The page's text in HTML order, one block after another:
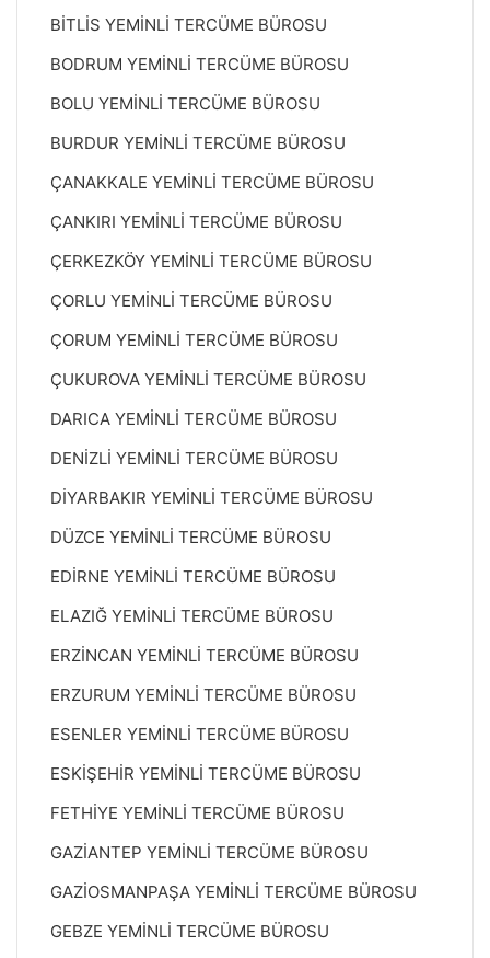
BİTLİS YEMİNLİ TERCÜME BÜROSU
BODRUM YEMİNLİ TERCÜME BÜROSU
BOLU YEMİNLİ TERCÜME BÜROSU
BURDUR YEMİNLİ TERCÜME BÜROSU
ÇANAKKALE YEMİNLİ TERCÜME BÜROSU
ÇANKIRI YEMİNLİ TERCÜME BÜROSU
ÇERKEZKÖY YEMİNLİ TERCÜME BÜROSU
ÇORLU YEMİNLİ TERCÜME BÜROSU
ÇORUM YEMİNLİ TERCÜME BÜROSU
ÇUKUROVA YEMİNLİ TERCÜME BÜROSU
DARICA YEMİNLİ TERCÜME BÜROSU
DENİZLİ YEMİNLİ TERCÜME BÜROSU
DİYARBAKIR YEMİNLİ TERCÜME BÜROSU
DÜZCE YEMİNLİ TERCÜME BÜROSU
EDİRNE YEMİNLİ TERCÜME BÜROSU
ELAZIĞ YEMİNLİ TERCÜME BÜROSU
ERZİNCAN YEMİNLİ TERCÜME BÜROSU
ERZURUM YEMİNLİ TERCÜME BÜROSU
ESENLER YEMİNLİ TERCÜME BÜROSU
ESKİŞEHİR YEMİNLİ TERCÜME BÜROSU
FETHİYE YEMİNLİ TERCÜME BÜROSU
GAZİANTEP YEMİNLİ TERCÜME BÜROSU
GAZİOSMANPAŞA YEMİNLİ TERCÜME BÜROSU
GEBZE YEMİNLİ TERCÜME BÜROSU